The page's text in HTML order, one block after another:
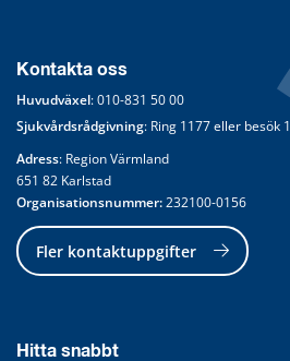
Kontakta oss
Huvudväxel: 010-831 50 00
Sjukvårdsrådgivning: Ring 1177 eller besök
Adress: Region Värmland
651 82 Karlstad
Organisationsnummer: 232100-0156
Fler kontaktuppgifter
Hitta snabbt